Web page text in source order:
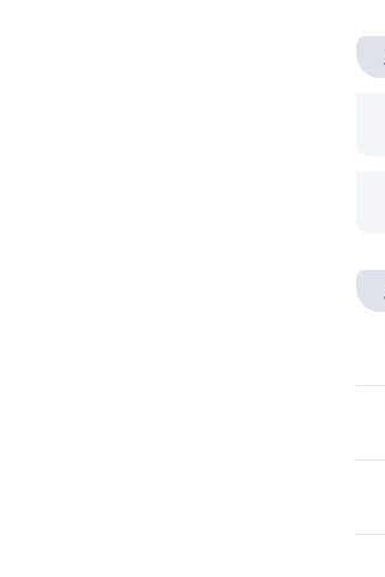
درباره ویدئو ویژه
درباره سواد مالی